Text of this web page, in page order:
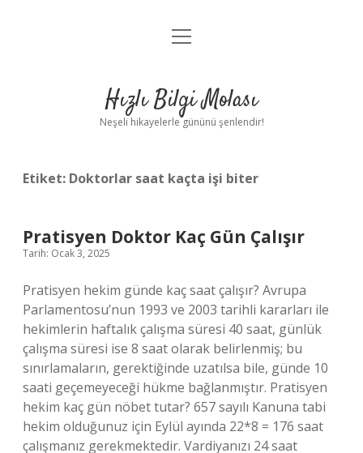
Anasayfa
Yasal Uyarı
menüyü
Hızlı Bilgi Molası
Neşeli hikayelerle gününü şenlendir!
Etiket: Doktorlar saat kaçta işi biter
Pratisyen Doktor Kaç Gün Çalışır
Tarih: Ocak 3, 2025
Pratisyen hekim günde kaç saat çalışır? Avrupa
Parlamentosu’nun 1993 ve 2003 tarihli kararları ile
hekimlerin haftalık çalışma süresi 40 saat, günlük
çalışma süresi ise 8 saat olarak belirlenmiş; bu
sınırlamaların, gerektiğinde uzatılsa bile, günde 10
saati geçemeyeceği hükme bağlanmıştır. Pratisyen
hekim kaç gün nöbet tutar? 657 sayılı Kanuna tabi
hekim olduğunuz için Eylül ayında 22*8 = 176 saat
çalışmanız gerekmektedir. Vardiyanızı 24 saat